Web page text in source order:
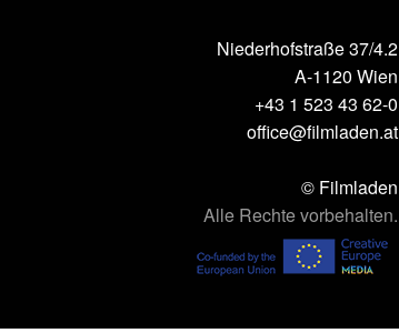
Niederhofstraße 37/4.2
A-1120 Wien
+43 1 523 43 62-0
office@filmladen.at
© Filmladen
Alle Rechte vorbehalten.